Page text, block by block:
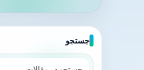
جستجو